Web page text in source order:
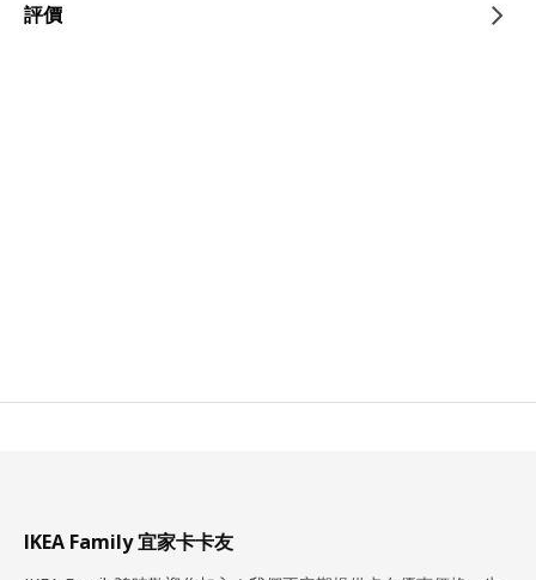
評價
IKEA Family 宜家卡卡友